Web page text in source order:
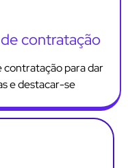
contratação
contratação para dar
e destacar-se